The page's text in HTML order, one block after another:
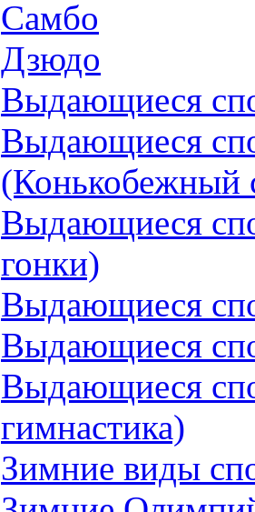
Самбо
Дзюдо
Выдающиеся
Выдающиеся
(Конькобежный
Выдающиеся
гонки)
Выдающиеся
Выдающиеся
Выдающиеся
гимнастика)
Зимние виды